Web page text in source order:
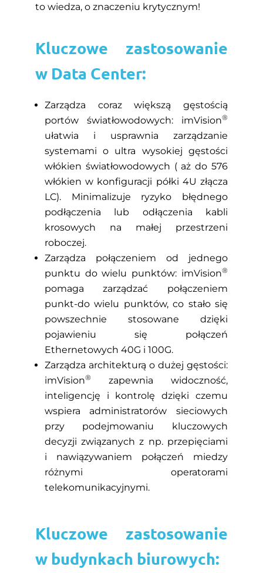
to wiedza, o znaczeniu krytycznym!
Kluczowe zastosowanie
w Data Center:
Zarządza coraz większą gęstością
portów światłowodowych: imVision®
ułatwia i usprawnia zarządzanie
systemami o ultra wysokiej gęstości
włókien światłowodowych ( aż do 576
włókien w konfiguracji półki 4U złącza
LC). Minimalizuje ryzyko błędnego
podłączenia lub odłączenia kabli
krosowych na małej przestrzeni
roboczej.
Zarządza połączeniem od jednego
punktu do wielu punktów: imVision®
pomaga zarządzać połączeniem
punkt-do wielu punktów, co stało się
powszechnie stosowane dzięki
pojawieniu się połączeń
Ethernetowych 40G i 100G.
Zarządza architekturą o dużej gęstości:
imVision®
zapewnia widoczność,
inteligencję i kontrolę dzięki czemu
wspiera administratorów sieciowych
przy podejmowaniu kluczowych
decyzji związanych z np. przepięciami
i nawiązywaniem połączeń miedzy
różnymi operatorami
telekomunikacyjnymi.
Kluczowe zastosowanie
w budynkach biurowych: